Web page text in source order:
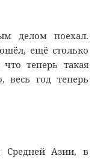
делом поехал.
ещё столько
теперь такая
весь год теперь
Азии, в